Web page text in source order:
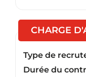
CHARGE
Type de
Durée du